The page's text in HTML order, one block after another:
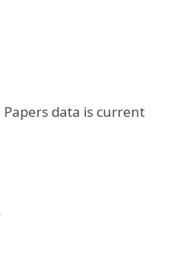
Papers data is current